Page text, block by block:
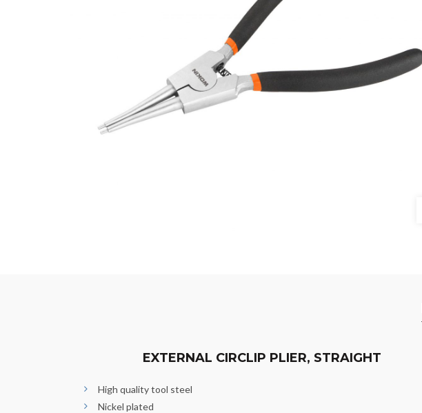
EXTERNAL CIRCLIP PLIER, STRAIGHT
High quality tool steel
Nickel plated